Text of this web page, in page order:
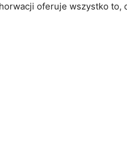
oferuje wszystko to,